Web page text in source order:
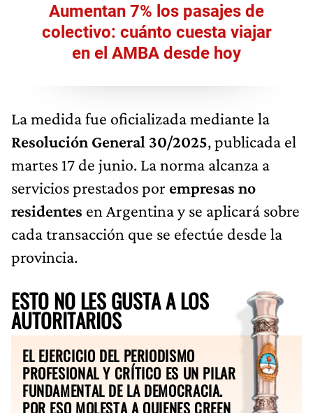
Aumentan 7% los pasajes de
colectivo: cuánto cuesta viajar
en el AMBA desde hoy
La medida fue oficializada mediante la
Resolución General 30/2025, publicada el
martes 17 de junio. La norma alcanza a
servicios prestados por empresas no
residentes en Argentina y se aplicará sobre
cada transacción que se efectúe desde la
provincia.
ESTO NO LES GUSTA A LOS
AUTORITARIOS
EL EJERCICIO DEL PERIODISMO
PROFESIONAL Y CRÍTICO ES UN PILAR
FUNDAMENTAL DE LA DEMOCRACIA.
POR ESO MOLESTA A QUIENES CREEN